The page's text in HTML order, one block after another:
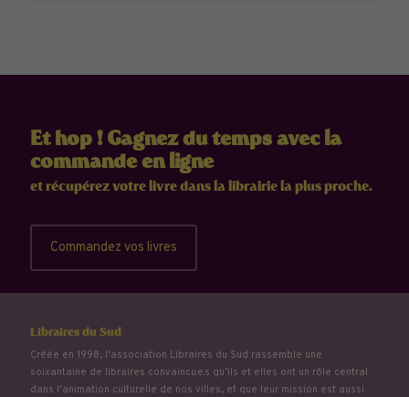
Et hop ! Gagnez du temps avec la
commande en ligne
et récupérez votre livre dans la librairie la plus proche.
Commandez vos livres
Libraires du Sud
Créée en 1998, l'association Libraires du Sud rassemble une
soixantaine de libraires convaincu.e.s qu’ils et elles ont un rôle central
dans l'animation culturelle de nos villes, et que leur mission est aussi